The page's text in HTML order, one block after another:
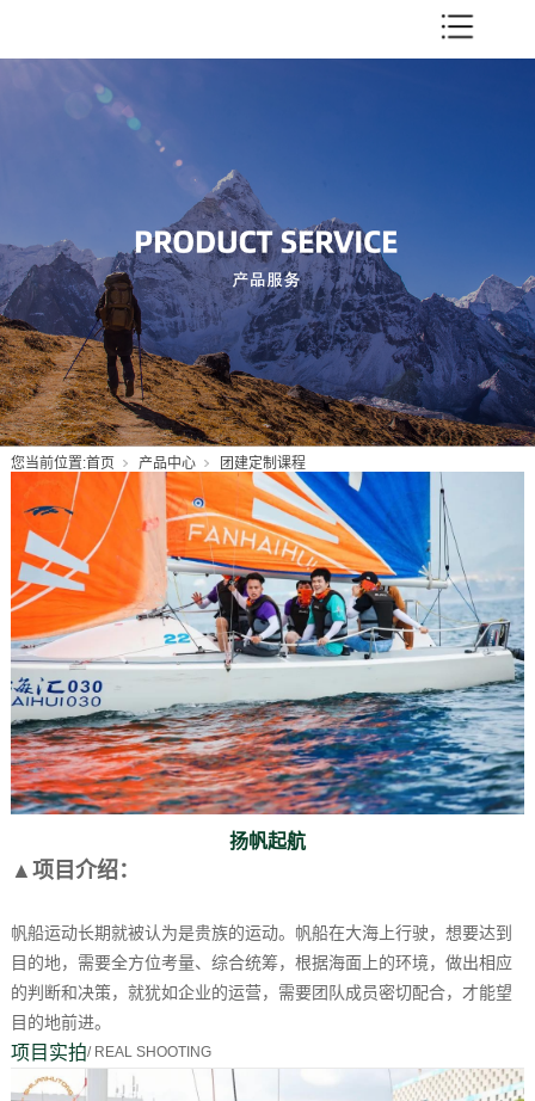
您当前位置:首页 产品中心 团建定制课程
扬帆起航
▲项目介绍：
帆船运动长期就被认为是贵族的运动。帆船在大海上行驶，想要达到
目的地，需要全方位考量、综合统筹，根据海面上的环境，做出相应
的判断和决策，就犹如企业的运营，需要团队成员密切配合，才能望
目的地前进。
项目实拍/ REAL SHOOTING